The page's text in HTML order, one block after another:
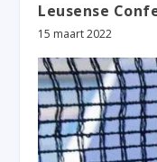
Leusense
15 maart 2022